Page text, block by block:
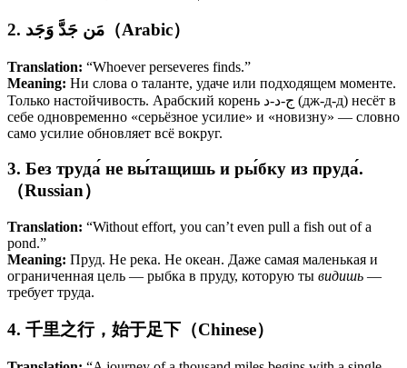
2. مَن جَدَّ وَجَد（Arabic）
Translation: “Whoever perseveres finds.”
Meaning: Ни слова о таланте, удаче или подходящем моменте.
Только настойчивость. Арабский корень ج-د-د (дж-д-д) несёт в
себе одновременно «серьёзное усилие» и «новизну» — словно
само усилие обновляет всё вокруг.
3. Без труда́ не вы́тащишь и ры́бку из пруда́.
（Russian）
Translation: “Without effort, you can’t even pull a fish out of a
pond.”
Meaning: Пруд. Не река. Не океан. Даже самая маленькая и
ограниченная цель — рыбка в пруду, которую ты видишь —
требует труда.
4. 千里之行，始于足下（Chinese）